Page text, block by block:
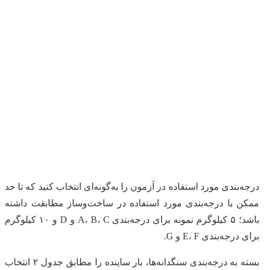
درجه‌بندی مورد استفاده در آزمون را به‌گونه‌ای انتخاب کنید که تا حد
ممکن با درجه‌بندی مورد استفاده در ساخت‌وساز مطابقت داشته
باشد؛ ۵ کیلوگرم نمونه برای درجه‌بندی A، B، C و D و ۱۰ کیلوگرم
برای درجه‌بندی E، F و G.
بسته به درجه‌بندی سنگدانه‌ها، بار ساینده را مطابق جدول ۲ انتخاب